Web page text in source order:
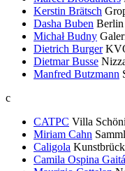
Kerstin Brätsch
Dasha Buben
Michał Budny
Dietrich Burger
Dietmar Busse
Manfred Butzmann
c
CATPC Villa
Miriam Cahn
Caligola
Camila Ospina